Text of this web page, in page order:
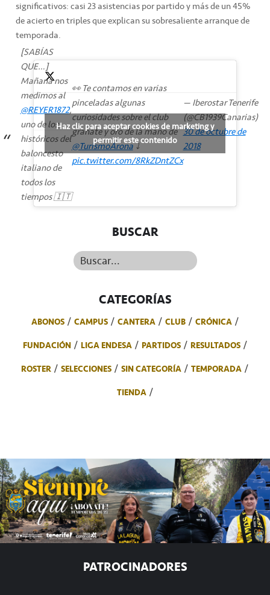
significativos: casi 23 asistencias por partido y más de un 45%
de acierto en triples que explican su sobresaliente arranque de
temporada.
[SABÍAS
QUE…]
Mañana nos
medimos al
@REYER1872,
uno de los
históricos del
baloncesto
italiano de
todos los
tiempos 🇮🇹
👀 Te contamos en varias
pinceladas algunas
curiosidades sobre el club
granate y oro de la mano de
@TurismoArona⤵️
pic.twitter.com/8RkZDntZCx
— Iberostar Tenerife
(@CB1939Canarias)
30 de octubre de
2018
Haz clic para aceptar cookies de marketing y
permitir este contenido
BUSCAR
Buscar...
CATEGORÍAS
ABONOS CAMPUS CANTERA CLUB
CRÓNICA
FUNDACIÓN
LIGA ENDESA PARTIDOS
RESULTADOS
ROSTER
SELECCIONES SIN CATEGORÍA
TEMPORADA
TIENDA
PATROCINADORES